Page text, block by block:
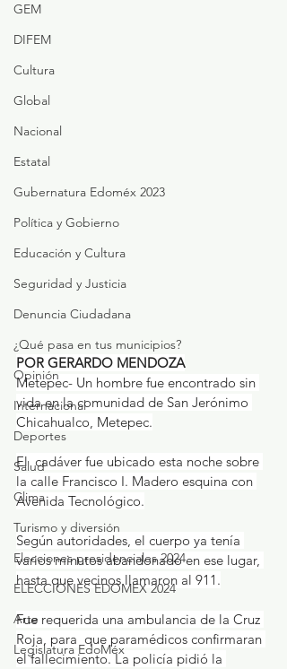
GEM
DIFEM
Cultura
Global
Nacional
Estatal
Gubernatura Edoméx 2023
Política y Gobierno
Educación y Cultura
Seguridad y Justicia
Denuncia Ciudadana
¿Qué pasa en tus municipios?
Opinión
Internacional
Deportes
Salud
Clima
Turismo y diversión
Elecciones presidenciales 2024
ELECCIONES EDOMEX 2024
Arte
Legislatura EdoMéx
POR GERARDO MENDOZA
Metepec- Un hombre fue encontrado sin
vida en la comunidad de San Jerónimo
Chicahualco, Metepec.
El  cadáver fue ubicado esta noche sobre
la calle Francisco I. Madero esquina con
Avenida Tecnológico.
Según autoridades, el cuerpo ya tenía
varios minutos abandonado en ese lugar,
hasta que vecinos llamaron al 911.
Fue requerida una ambulancia de la Cruz
Roja, para  que paramédicos confirmaran
el fallecimiento. La policía pidió la